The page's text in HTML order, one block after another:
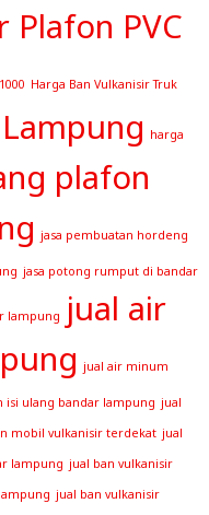
PVC
Harga Ban Vulkanisir Truk
harga
plafon
jasa pembuatan hordeng
jasa potong rumput di bandar
lampung
jual air
jual air minum
isi ulang bandar lampung jual
mobil vulkanisir terdekat jual
lampung jual ban vulkanisir
jual ban vulkanisir